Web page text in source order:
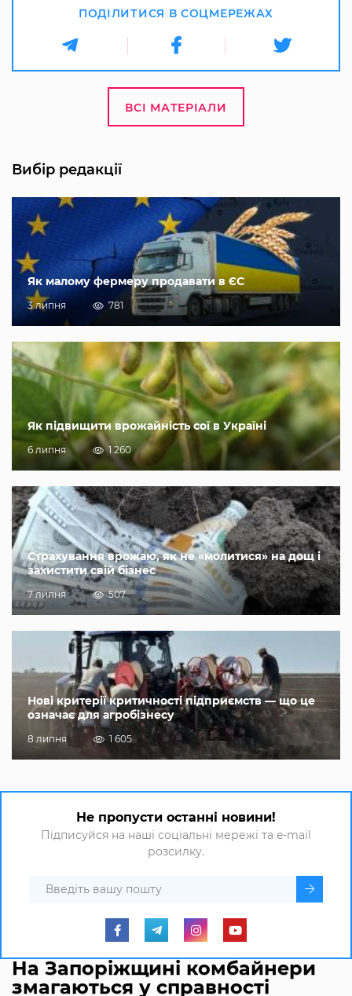
ПОДІЛИТИСЯ В СОЦМЕРЕЖАХ
ВСІ МАТЕРІАЛИ
Вибір редакції
Як малому фермеру продавати в ЄС
3 липня 781
Як підвищити врожайність сої в Україні
6 липня 1 260
Страхування врожаю, як не «молитися» на дощ і
захистити свій бізнес
7 липня 507
Нові критерії критичності підприємств — що це
означає для агробізнесу
8 липня 1 605
Не пропусти останні новини!
Підписуйся на наші соціальні мережі та e-mail
розсилку.
На Запоріжщині комбайнери
змагаються у справності